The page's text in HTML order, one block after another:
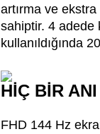
artırma ve
sahiptir. 4 adede
kullanıldığında
HİÇ BİR
FHD 144 Hz